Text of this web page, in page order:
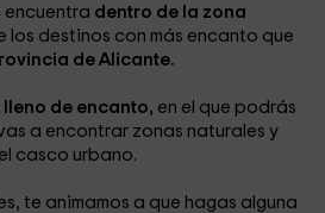
encuentra dentro de la zona
los destinos con más encanto que
de Alicante.
de encanto, en el que podrás
a encontrar zonas naturales y
casco urbano.
te animamos a que hagas alguna